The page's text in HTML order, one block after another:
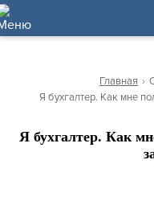
10
Главная ›
Я бухгалтер. Как мне
Я бухгалтер. Как